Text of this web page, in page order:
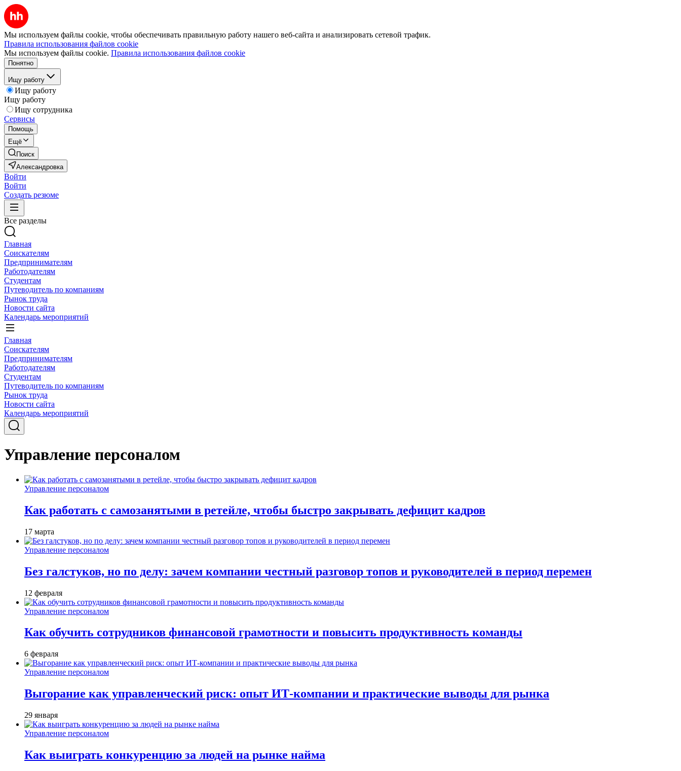
Мы используем файлы cookie, чтобы обеспечивать правильную работу нашего веб-сайта и анализировать сетевой трафик.
Правила использования файлов cookie
Мы используем файлы cookie. Правила использования файлов cookie
Понятно
Ищу работу
Ищу работу
Ищу работу
Ищу сотрудника
Сервисы
Помощь
Ещё
Поиск
Александровка
Войти
Войти
Создать резюме
Все разделы
Главная
Соискателям
Предпринимателям
Работодателям
Студентам
Путеводитель по компаниям
Рынок труда
Новости сайта
Календарь мероприятий
Главная
Соискателям
Предпринимателям
Работодателям
Студентам
Путеводитель по компаниям
Рынок труда
Новости сайта
Календарь мероприятий
Управление персоналом
Управление персоналом
Как работать с самозанятыми в ретейле, чтобы быстро закрывать дефицит кадров
17 марта
Управление персоналом
Без галстуков, но по делу: зачем компании честный разговор топов и руководителей в период перемен
12 февраля
Управление персоналом
Как обучить сотрудников финансовой грамотности и повысить продуктивность команды
6 февраля
Управление персоналом
Выгорание как управленческий риск: опыт ИТ-компании и практические выводы для рынка
29 января
Управление персоналом
Как выиграть конкуренцию за людей на рынке найма